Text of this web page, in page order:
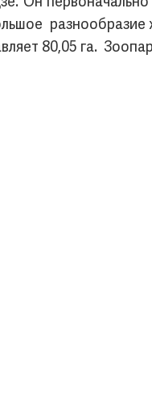
разнообразие
80,05 га.